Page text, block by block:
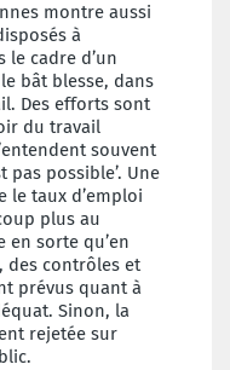
montre aussi
à
cadre d’un
bât blesse, dans
Des efforts sont
du travail
souvent
pas possible’. Une
le taux d’emploi
plus au
sorte qu’en
des contrôles et
prévus quant à
Sinon, la
rejetée sur